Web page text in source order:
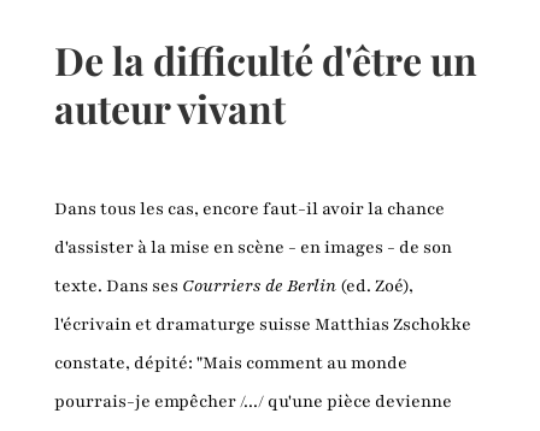
De la difficulté d'être un
auteur vivant
Dans tous les cas, encore faut-il avoir la chance
d'assister à la mise en scène - en images - de son
texte. Dans ses Courriers de Berlin(ed. Zoé),
l'écrivain et dramaturge suisse Matthias Zschokke
constate, dépité: "Mais comment au monde
pourrais-je empêcher /.../ qu'une pièce devienne